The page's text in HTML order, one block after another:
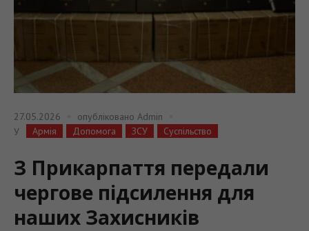
27.05.2026 опубліковано Admin
У
Армія Допомога ЗСУ Суспільство
З Прикарпаття передали
чергове підсилення для
наших Захисників